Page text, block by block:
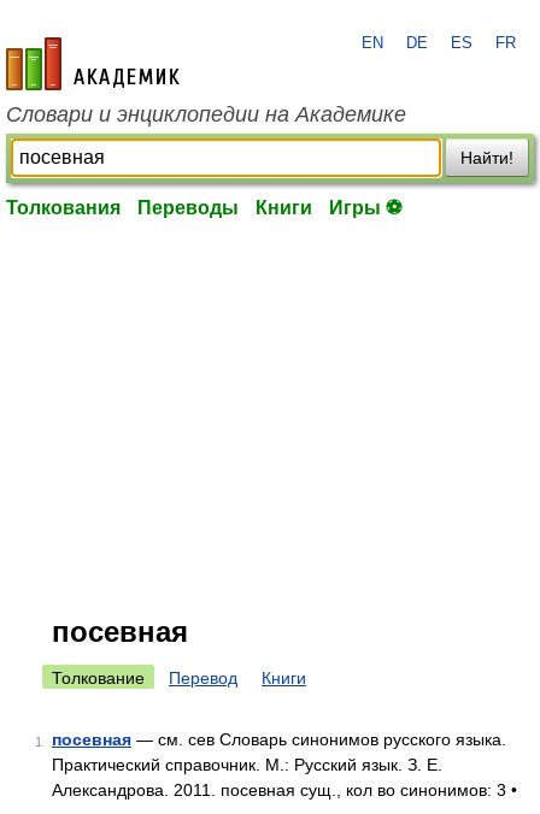
academic.ru
EN DE ES FR
Словари и энциклопедии на Академике
Найти!
Толкования Переводы Книги Игры ⚽
посевная
Толкование Перевод Книги
1 посевная — см. сев Словарь синонимов русского языка.
Практический справочник. М.: Русский язык. З. Е.
Александрова. 2011. посевная сущ., кол во синонимов: 3 •